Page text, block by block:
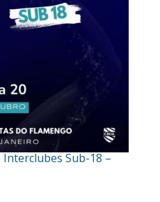
Sub-18 –